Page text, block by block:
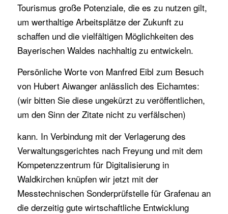
Tourismus große Potenziale, die es zu nutzen gilt,
um werthaltige Arbeitsplätze der Zukunft zu
schaffen und die vielfältigen Möglichkeiten des
Bayerischen Waldes nachhaltig zu entwickeln.
Persönliche Worte von Manfred Eibl zum Besuch
von Hubert Aiwanger anlässlich des Eichamtes:
(wir bitten Sie diese ungekürzt zu veröffentlichen,
um den Sinn der Zitate nicht zu verfälschen)
kann. In Verbindung mit der Verlagerung des
Verwaltungsgerichtes nach Freyung und mit dem
Kompetenzzentrum für Digitalisierung in
Waldkirchen knüpfen wir jetzt mit der
Messtechnischen Sonderprüfstelle für Grafenau an
die derzeitig gute wirtschaftliche Entwicklung